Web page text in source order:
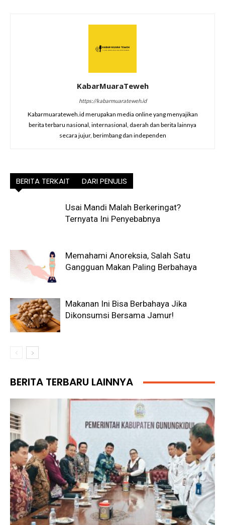
KabarMuaraTeweh
https://kabarmuarateweh.id
Kabarmuarateweh.id merupakan media online yang menyajikan
berita terbaru nasional, internasional, daerah dan berita lainnya
secara jujur, berimbang dan independen
BERITA TERKAIT DARI PENULIS
Usai Mandi Malah Berkeringat?
Ternyata Ini Penyebabnya
Memahami Anoreksia, Salah Satu
Gangguan Makan Paling Berbahaya
Makanan Ini Bisa Berbahaya Jika
Dikonsumsi Bersama Jamur!
BERITA TERBARU LAINNYA